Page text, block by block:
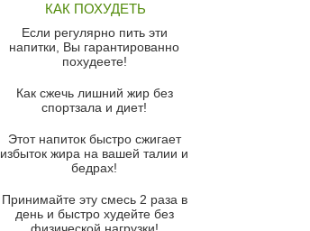
красного перца
Парижский луковый суп
Суп из спаржи и горошка с
Суп-крем из цветной капусты
Французский луковый суп
Суп из баклажанов с моцареллой
Грибной крем-суп с кростини с
козьим сыром
КАК ПОХУДЕТЬ
Если регулярно пить эти
напитки, Вы гарантированно
похудеете!
Как сжечь лишний жир без
спортзала и диет!
Этот напиток быстро сжигает
избыток жира на вашей талии и
бедрах!
Принимайте эту смесь 2 раза в
день и быстро худейте без